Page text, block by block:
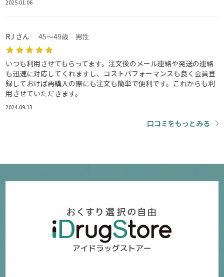
2025.01.06
RJ さん 45～49歳 男性
いつも利用させてもらってます。注文後のメール連絡や発送の連絡
も迅速に対応してくれますし、コストパフォーマンスも良く会員登
録しておけば再購入の際にも注文も簡単で便利です。これからも利
用させていただきます。
2024.09.13
口コミをもっとみる